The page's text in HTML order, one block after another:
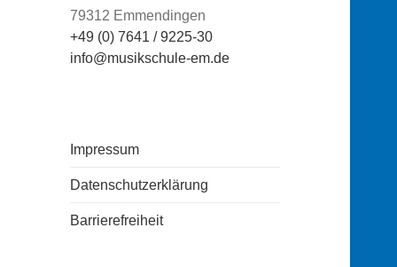
79312 Emmendingen
+49 (0) 7641 / 9225-30
info@musikschule-em.de
Impressum
Datenschutzerklärung
Barrierefreiheit